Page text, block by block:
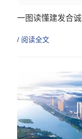
一图读懂建发合
/ 阅读全文